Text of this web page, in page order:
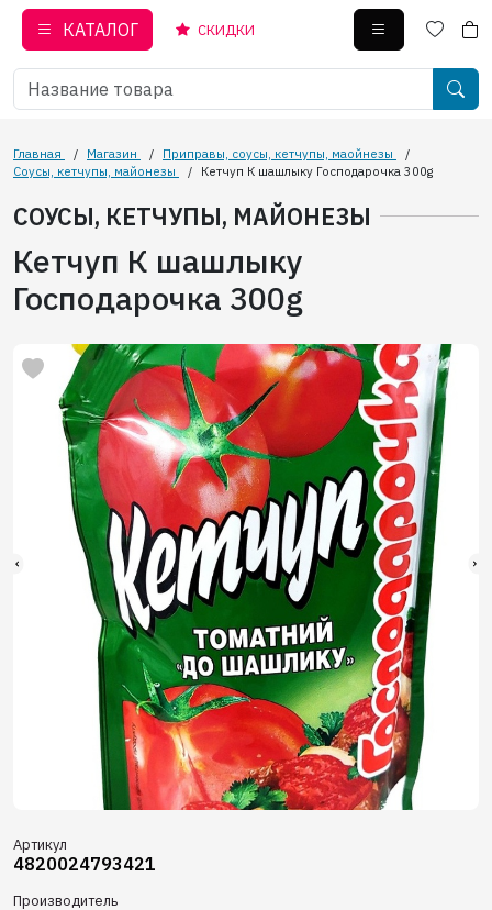
КАТАЛОГ СКИДКИ
Главная / Магазин / Приправы, соусы, кетчупы, маойнезы
/
Соусы, кетчупы, майонезы
/ Кетчуп К шашлыку Господарочка 300g
СОУСЫ, КЕТЧУПЫ, МАЙОНЕЗЫ
Кетчуп К шашлыку
Господарочка 300g
Артикул
4820024793421
Производитель